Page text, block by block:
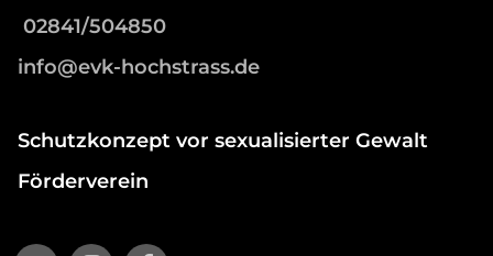
02841/504850
info@evk-hochstrass.de
Schutzkonzept vor sexualisierter Gewalt
Förderverein